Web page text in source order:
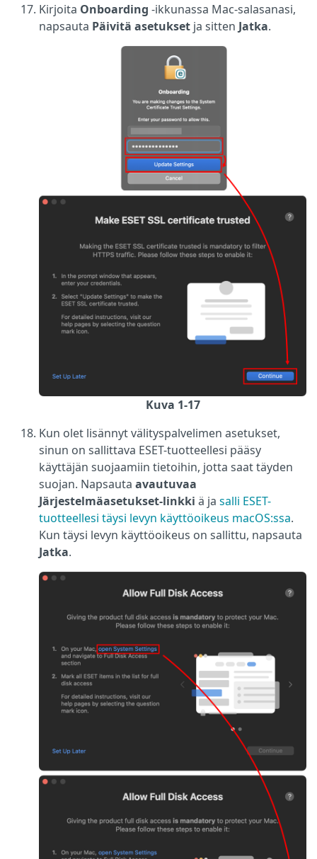
Kirjoita Onboarding -ikkunassa Mac-salasanasi,
napsauta Päivitä asetukset ja sitten Jatka.
Kuva 1-17
Kun olet lisännyt välityspalvelimen asetukset,
sinun on sallittava ESET-tuotteellesi pääsy
käyttäjän suojaamiin tietoihin, jotta saat täyden
suojan. Napsauta avautuvaa
Järjestelmäasetukset-linkki ä ja salli ESET-
tuotteellesi täysi levyn käyttöoikeus macOS:ssa.
Kun täysi levyn käyttöoikeus on sallittu, napsauta
Jatka.